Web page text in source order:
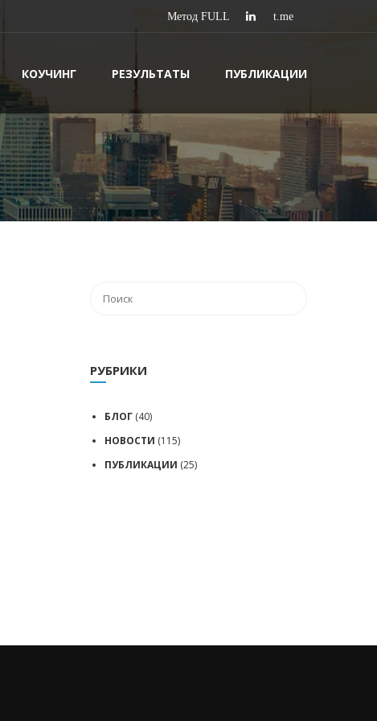
КОУЧИНГ РЕЗУЛЬТАТЫ ПУБЛИКАЦИИ
РУБРИКИ
БЛОГ (40)
НОВОСТИ (115)
ПУБЛИКАЦИИ (25)